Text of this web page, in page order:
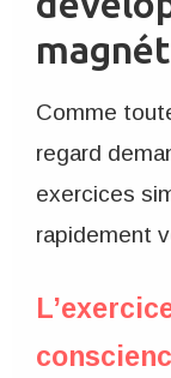
Comme
regard
exercices
rapidement